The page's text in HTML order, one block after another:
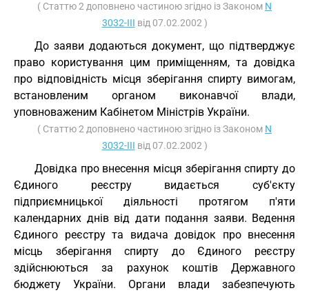
( Статтю 2 доповнено частиною згідно із Законом N
3032-III від 07.02.2002 )
До заяви додаються документ, що підтверджує
право користування цим приміщенням, та довідка
про відповідність місця зберігання спирту вимогам,
встановленим органом виконавчої влади,
уповноваженим Кабінетом Міністрів України.
( Статтю 2 доповнено частиною згідно із Законом N
3032-III від 07.02.2002 )
Довідка про внесення місця зберігання спирту до
Єдиного реєстру видається суб'єкту
підприємницької діяльності протягом п'яти
календарних днів від дати подання заяви. Ведення
Єдиного реєстру та видача довідок про внесення
місць зберігання спирту до Єдиного реєстру
здійснюються за рахунок коштів Державного
бюджету України. Органи влади забезпечують